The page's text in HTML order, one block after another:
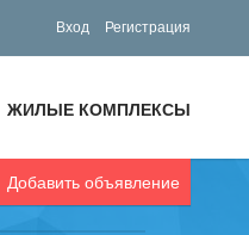
Вход Регистрация
ЖИЛЫЕ КОМПЛЕКСЫ
Добавить объявление